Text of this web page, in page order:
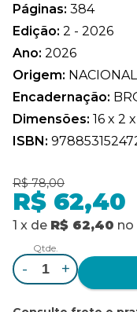
Páginas: 384
Edição: 2 - 2026
Ano: 2026
Origem: NACIONAL
Encadernação:
Dimensões: 16 x 2
ISBN:
R$ 78,00
R$ 62,40
1 x de R$ 62,40 no
Qtde.
- +